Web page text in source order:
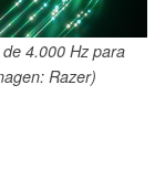
4.000 Hz para
Razer)